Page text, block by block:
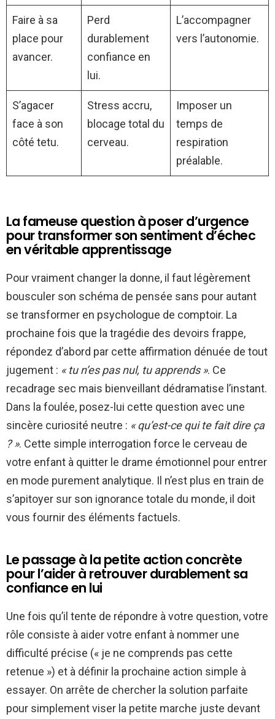
Faire à sa
place pour
avancer.
Perd
durablement
confiance en
lui.
L’accompagner
vers l’autonomie.
S’agacer
face à son
côté tetu.
Stress accru,
blocage total du
cerveau.
Imposer un
temps de
respiration
préalable.
La fameuse question à poser d’urgence
pour transformer son sentiment d’échec
en véritable apprentissage
Pour vraiment changer la donne, il faut légèrement
bousculer son schéma de pensée sans pour autant
se transformer en psychologue de comptoir. La
prochaine fois que la tragédie des devoirs frappe,
répondez d’abord par cette affirmation dénuée de tout
jugement : « tu n’es pas nul, tu apprends ». Ce
recadrage sec mais bienveillant dédramatise l’instant.
Dans la foulée, posez-lui cette question avec une
sincère curiosité neutre : « qu’est-ce qui te fait dire ça
? ». Cette simple interrogation force le cerveau de
votre enfant à quitter le drame émotionnel pour entrer
en mode purement analytique. Il n’est plus en train de
s’apitoyer sur son ignorance totale du monde, il doit
vous fournir des éléments factuels.
Le passage à la petite action concrète
pour l’aider à retrouver durablement sa
confiance en lui
Une fois qu’il tente de répondre à votre question, votre
rôle consiste à aider votre enfant à nommer une
difficulté précise (« je ne comprends pas cette
retenue ») et à définir la prochaine action simple à
essayer. On arrête de chercher la solution parfaite
pour simplement viser la petite marche juste devant